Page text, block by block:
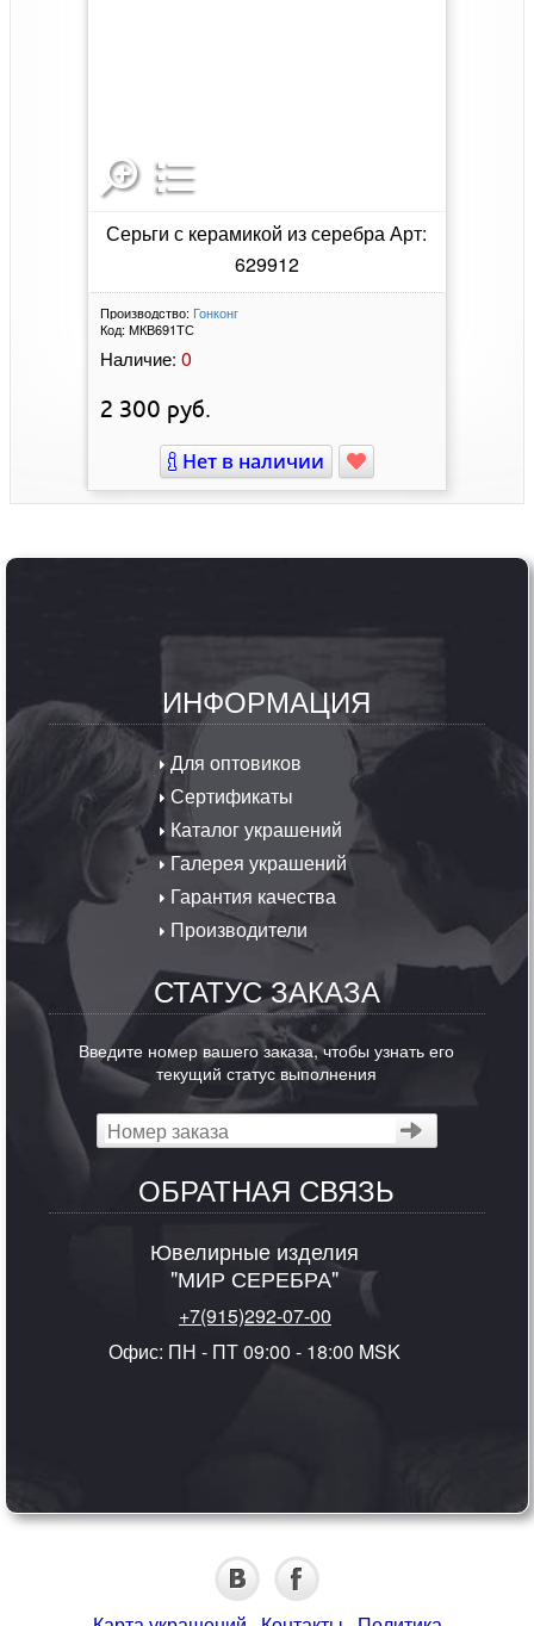
Серьги с керамикой из серебра Арт:
629912
Производство: Гонконг
Код: МКВ691ТС
Наличие: 0
2 300 руб.
Нет в наличии
ИНФОРМАЦИЯ
Для оптовиков
Сертификаты
Каталог украшений
Галерея украшений
Гарантия качества
Производители
СТАТУС ЗАКАЗА
Введите номер вашего заказа, чтобы узнать его
текущий статус выполнения
ОБРАТНАЯ СВЯЗЬ
Ювелирные изделия
"МИР СЕРЕБРА"
+7(915)292-07-00
Офис: ПН - ПТ 09:00 - 18:00 MSK